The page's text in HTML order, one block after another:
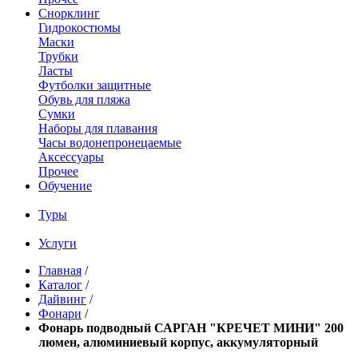
Снорклинг
Гидрокостюмы
Маски
Трубки
Ласты
Футболки защитные
Обувь для пляжа
Сумки
Наборы для плавания
Часы водонепронецаемые
Аксессуары
Прочее
Обучение
Туры
Услуги
Главная /
Каталог /
Дайвинг /
Фонари /
Фонарь подводный САРГАН "КРЕЧЕТ МИНИ" 200
люмен, алюминиевый корпус, аккумуляторный